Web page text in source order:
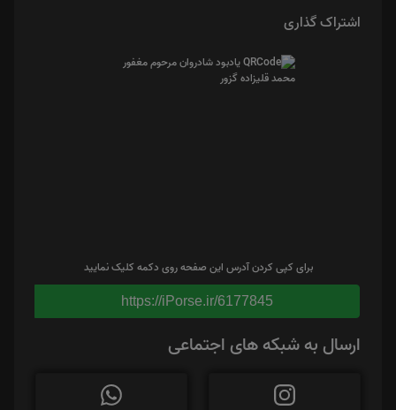
اشتراک گذاری
برای کپی کردن آدرس این صفحه روی دکمه کلیک نمایید
https://iPorse.ir/6177845
ارسال به شبکه های اجتماعی